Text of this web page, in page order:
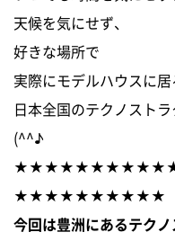
資料
天候を気にせず、
好きな場所で
実際にモデルハウスに
日本全国のテクノスト
(^^♪
★★★★★★★★★★
今回は豊洲にあるテクノ